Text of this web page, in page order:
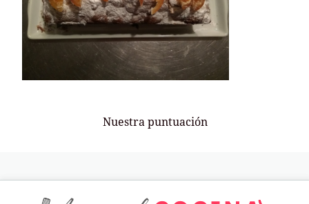
Nuestra puntuación